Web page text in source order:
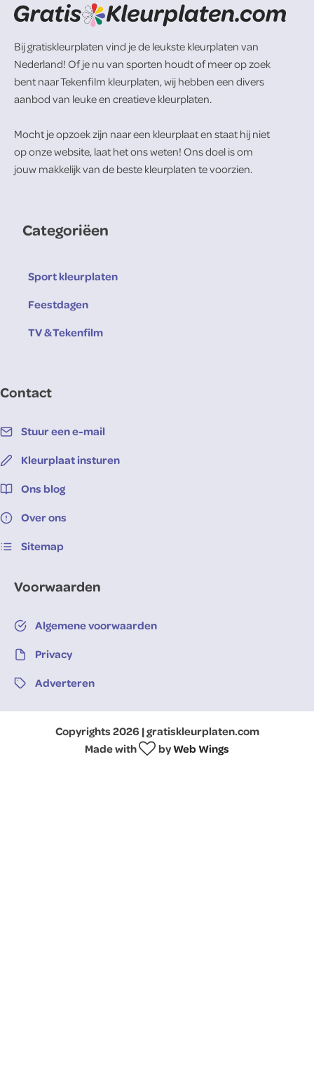
Bij gratiskleurplaten vind je de leukste kleurplaten van
Nederland! Of je nu van sporten houdt of meer op zoek
bent naar Tekenfilm kleurplaten, wij hebben een divers
aanbod van leuke en creatieve kleurplaten.
Mocht je opzoek zijn naar een kleurplaat en staat hij niet
op onze website, laat het ons weten! Ons doel is om
jouw makkelijk van de beste kleurplaten te voorzien.
Categoriëen
Sport kleurplaten
Feestdagen
TV & Tekenfilm
Contact
Stuur een e-mail
Kleurplaat insturen
Ons blog
Over ons
Sitemap
Voorwaarden
Algemene voorwaarden
Privacy
Adverteren
Copyrights 2026 | gratiskleurplaten.com
Made with
byWeb Wings